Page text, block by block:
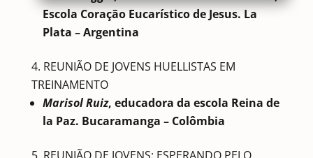
Escola Coração Eucarístico de Jesus. La
Plata – Argentina
REUNIÃO DE JOVENS HUELLISTAS EM
TREINAMENTO
Marisol Ruiz, educadora da escola Reina de
la Paz. Bucaramanga – Colômbia